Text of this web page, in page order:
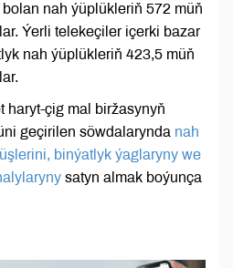
nah ýüplükleriň 572 müň
Ýerli telekeçiler içerki bazar
nah ýüplükleriň 423,5 müň
haryt-çig mal biržasynyň
geçirilen söwdalarynda nah
binýatlyk ýaglaryny we
satyn almak boýunça